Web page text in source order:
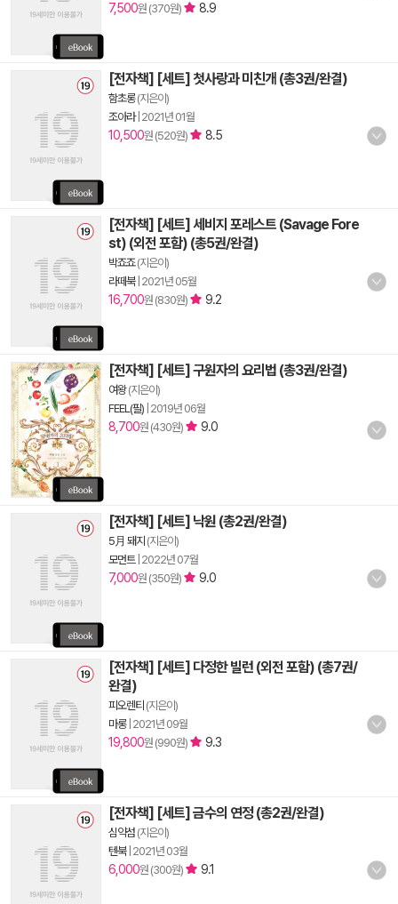
7,500원 (370원) 8.9
[전자책] [세트] 첫사랑과 미친개 (총3권/완결)
함초롱(지은이)
조아라| 2021년 01월
10,500원 (520원) 8.5
[전자책] [세트] 세비지 포레스트 (Savage Fore
st) (외전 포함) (총5권/완결)
박죠죠(지은이)
라떼북| 2021년 05월
16,700원 (830원) 9.2
[전자책] [세트] 구원자의 요리법 (총3권/완결)
여왕(지은이)
FEEL(필) 2019년 06월
8,700원 (430원) 9.0
[전자책] [세트] 낙원 (총2권/완결)
5月 돼지 (지은이)
모먼트| 2022년 07월
7,000원 (350원) 9.0
[전자책] [세트] 다정한 빌런 (외전 포함) (총7권/
완결)
피오렌티 (지은이)
마롱| 2021년 09월
19,800원 (990원) 9.3
[전자책] [세트] 금수의 연정 (총2권/완결)
심약섬 (지은이)
텐북| 2021년 03월
6,000원 (300원) 9.1